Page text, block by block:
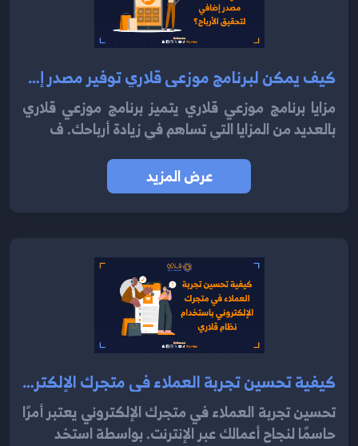
كيف يمكن لبرنامج موزعي قلاري توفير مصدر إضافي لتحقيق الأرباح 2024؟
مزايا برنامج موزعي قلاري يتميز برنامج موزعي قلاري
بالعديد من المزايا التي تساهم في زيادة أرباحك. ف
عرض المزيد
كيفية تحسين تجربة العملاء في متجرك الإلكتروني باستخدام نظام قلاري 2024
تحسين تجربة العملاء في متجرك الإلكتروني يعتبر أمرًا
حاسمًا لنجاح أعمالك عبر الإنترنت. بواسطة استخد